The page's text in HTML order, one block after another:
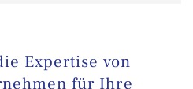
Expertise von
für Ihre